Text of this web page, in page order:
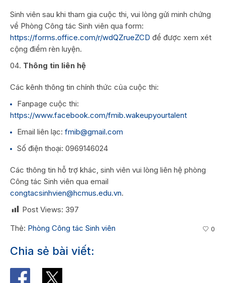
Sinh viên sau khi tham gia cuộc thi, vui lòng gửi minh chứng
về Phòng Công tác Sinh viên qua form:
https://forms.office.com/r/wdQZrueZCD để được xem xét
cộng điểm rèn luyện.
Thông tin liên hệ
Các kênh thông tin chính thức của cuộc thi:
Fanpage cuộc thi:
https://www.facebook.com/fmib.wakeupyourtalent
Email liên lạc: fmib@gmail.com
Số điện thoại: 0969146024
Các thông tin hỗ trợ khác, sinh viên vui lòng liên hệ phòng
Công tác Sinh viên qua email
congtacsinhvien@hcmus.edu.vn.
Post Views: 397
Thẻ: Phòng Công tác Sinh viên 0
Chia sẻ bài viết: